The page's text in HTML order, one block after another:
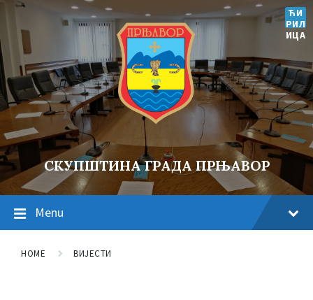
ЋИ
РИЛ
ИЦА
СКУПШТИНА ГРАДА ПРЊАВОР
Menu
HOME ВИЈЕСТИ